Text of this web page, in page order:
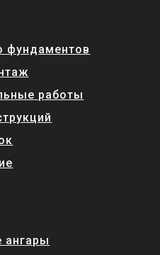
фундаментов
работы
ангары